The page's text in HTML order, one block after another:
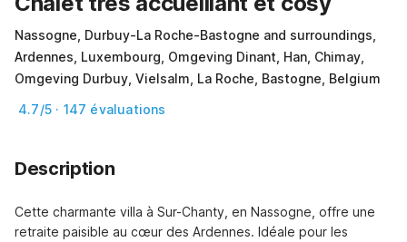
Nassogne, Durbuy-La Roche-Bastogne and surroundings,
Ardennes, Luxembourg, Omgeving Dinant, Han, Chimay,
Omgeving Durbuy, Vielsalm, La Roche, Bastogne, Belgium
4.7/5 · 147 évaluations
Description
Cette charmante villa à Sur-Chanty, en Nassogne, offre une
retraite paisible au cœur des Ardennes. Idéale pour les